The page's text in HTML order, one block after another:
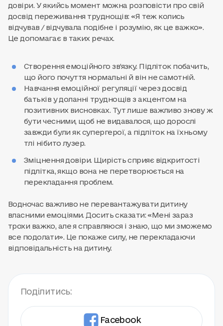
довіри. У якийсь момент можна розповісти про свій
досвід переживання труднощів: «Я теж колись
відчував / відчувала подібне і розумію, як це важко».
Це допомагає в таких речах.
Створення емоційного зв’язку. Підліток побачить,
що його почуття нормальні й він не самотній.
Навчання емоційної регуляції через досвід
батьків у доланні труднощів з акцентом на
позитивних висновках. Тут лише важливо знову ж
бути чесними, щоб не видавалося, що дорослі
завжди були як супергерої, а підліток на їхньому
тлі нібито лузер.
Зміцнення довіри. Щирість сприяє відкритості
підлітка, якщо вона не перетворюється на
перекладання проблем.
Водночас важливо не перевантажувати дитину
власними емоціями. Досить сказати: «Мені зараз
трохи важко, але я справляюся і знаю, що ми зможемо
все подолати». Це покаже силу, не перекладаючи
відповідальність на дитину.
Поділитись:
Facebook